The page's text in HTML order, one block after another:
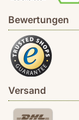
Bewertungen
Versand